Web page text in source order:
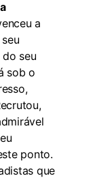
a
seu
sob o
ponto.
que